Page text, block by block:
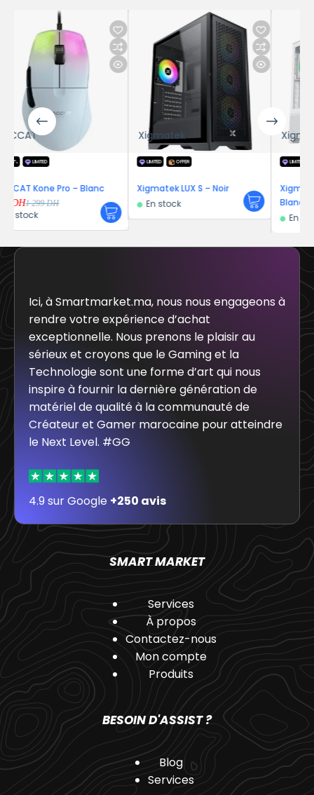
– Blanc
Xigmatek
Xigmatek LUX S – Noir
En stock
Xigmatek
Xigmatek Endorphin
En stock
Ici, à Smartmarket.ma, nous nous engageons à
rendre votre expérience d’achat
exceptionnelle. Nous prenons le plaisir au
sérieux et croyons que le Gaming et la
Technologie sont une forme d’art qui nous
inspire à fournir la dernière génération de
matériel de qualité à la communauté de
Créateur et Gamer marocaine pour atteindre
le Next Level. #GG
4.9 sur Google +250 avis
SMART MARKET
Services
À propos
Contactez-nous
Mon compte
Produits
BESOIN D'ASSIST ?
Blog
Services